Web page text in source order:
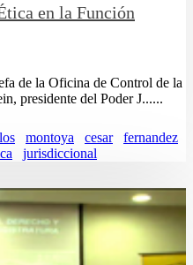
en la Función
de la Oficina de Control de la
presidente del Poder J......
montoya cesar
fernandez
jurisdiccional